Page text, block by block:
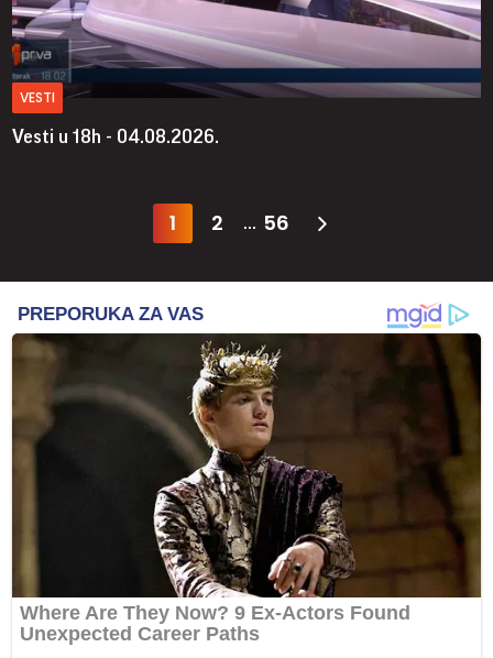
VESTI
Vesti u 18h - 04.08.2026.
1 2 ... 56